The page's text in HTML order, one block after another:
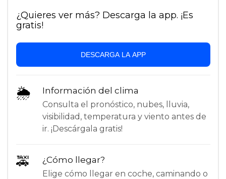
¿Quieres ver más? Descarga la app. ¡Es
gratis!
DESCARGA LA APP
🌦 Información del clima
Consulta el pronóstico, nubes, lluvia,
visibilidad, temperatura y viento antes de
ir. ¡Descárgala gratis!
🚕 ¿Cómo llegar?
Elige cómo llegar en coche, caminando o